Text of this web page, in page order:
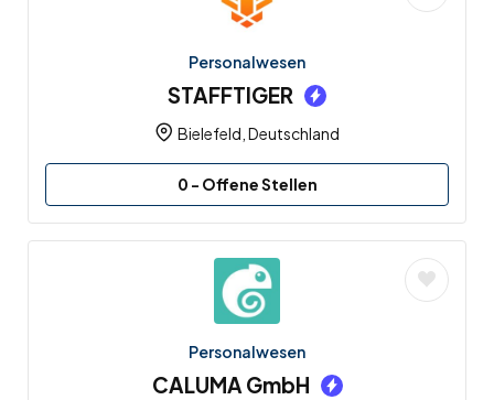
Personalwesen
STAFFTIGER
Bielefeld, Deutschland
0 - Offene Stellen
Personalwesen
CALUMA GmbH